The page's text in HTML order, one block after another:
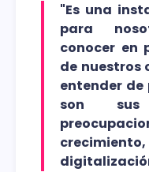
"Es una
para
conocer en
de nuestros
entender
son sus